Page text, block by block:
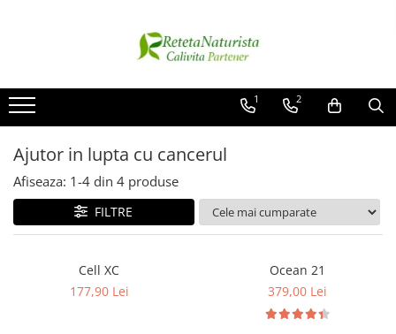
Categorii Populare
Antivirale / Antigripale
Antistress / Stare depresie
Pentru Digestie
Slabit / Obezitate / Celulita
Vitamine / Multivitamine
Vitamine
Contact / Despre Noi
Contact
Despre noi
Livrare
1 2
Ajutor in lupta cu cancerul
Afiseaza: 1-4 din 4 produse
FILTRE
Cell XC
177,90 Lei
Ocean 21
379,00 Lei